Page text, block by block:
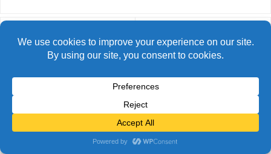
© Alain Bidart (2026) - Tous droits réservés
FIÈREMENT PROPULSÉ PARPARABOLA